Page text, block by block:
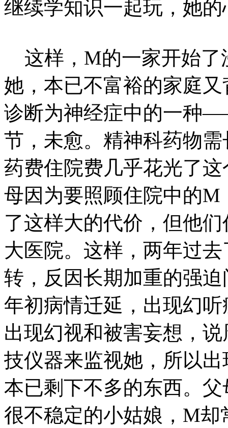
继续学知识一起玩，她
这样，M的一家开始了
她，本已不富裕的家庭
诊断为神经症中的一种
节，未愈。精神科药物
药费住院费几乎花光了
母因为要照顾住院中的
了这样大的代价，但他
大医院。这样，两年过
转，反因长期加重的强
年初病情迁延，出现幻
出现幻视和被害妄想，
技仪器来监视她，所以
本已剩下不多的东西。
很不稳定的小姑娘，M